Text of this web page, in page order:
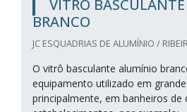
VITRÔ
BRANCO
JC ESQUADRIAS DE ALUMÍNIO /
O vitrô basculante alumínio
equipamento utilizado em
principalmente, em banheiros de